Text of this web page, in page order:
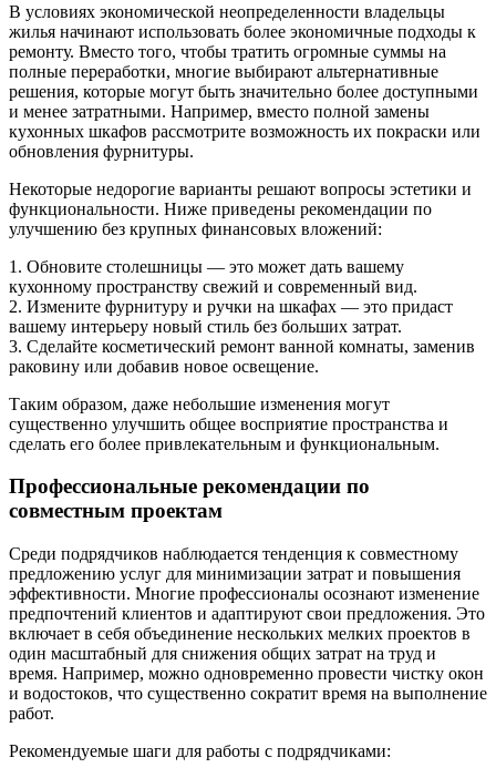
В условиях экономической неопределенности владельцы
жилья начинают использовать более экономичные подходы к
ремонту. Вместо того, чтобы тратить огромные суммы на
полные переработки, многие выбирают альтернативные
решения, которые могут быть значительно более доступными
и менее затратными. Например, вместо полной замены
кухонных шкафов рассмотрите возможность их покраски или
обновления фурнитуры.
Некоторые недорогие варианты решают вопросы эстетики и
функциональности. Ниже приведены рекомендации по
улучшению без крупных финансовых вложений:
1. Обновите столешницы — это может дать вашему
кухонному пространству свежий и современный вид.
2. Измените фурнитуру и ручки на шкафах — это придаст
вашему интерьеру новый стиль без больших затрат.
3. Сделайте косметический ремонт ванной комнаты, заменив
раковину или добавив новое освещение.
Таким образом, даже небольшие изменения могут
существенно улучшить общее восприятие пространства и
сделать его более привлекательным и функциональным.
Профессиональные рекомендации по
совместным проектам
Среди подрядчиков наблюдается тенденция к совместному
предложению услуг для минимизации затрат и повышения
эффективности. Многие профессионалы осознают изменение
предпочтений клиентов и адаптируют свои предложения. Это
включает в себя объединение нескольких мелких проектов в
один масштабный для снижения общих затрат на труд и
время. Например, можно одновременно провести чистку окон
и водостоков, что существенно сократит время на выполнение
работ.
Рекомендуемые шаги для работы с подрядчиками: